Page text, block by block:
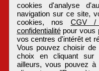
cookies d'analyse
navigation sur ce site,
cookies, nos CGV /
confidentialitépour vous
vos centres d'intérêt et
Vous pouvez choisir
choix en cliquant sur
ailleurs, vous pouvez